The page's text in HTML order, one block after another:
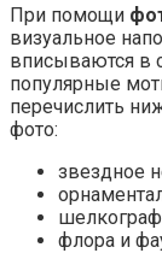
При помощи
визуальное
вписываются в
популярные
перечислить
фото:
звездное
флора и